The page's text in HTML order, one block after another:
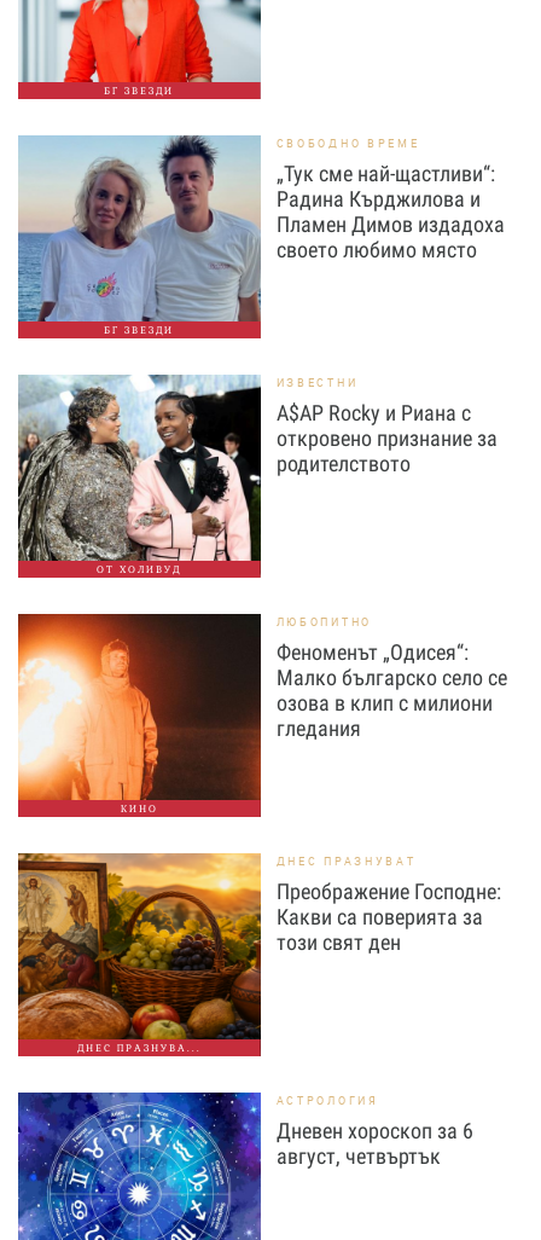
БГ ЗВЕЗДИ
БГ ЗВЕЗДИ
СВОБОДНО ВРЕМЕ
„Тук сме най-щастливи“:
Радина Кърджилова и
Пламен Димов издадоха
своето любимо място
ОТ ХОЛИВУД
ИЗВЕСТНИ
A$AP Rocky и Риана с
откровено признание за
родителството
КИНО
ЛЮБОПИТНО
Феноменът „Одисея“:
Малко българско село се
озова в клип с милиони
гледания
ДНЕС ПРАЗНУВА...
ДНЕС ПРАЗНУВАТ
Преображение Господне:
Какви са поверията за
този свят ден
АСТРОЛОГИЯ
Дневен хороскоп за 6
август, четвъртък